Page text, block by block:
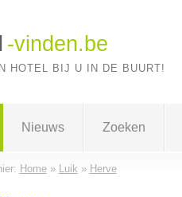
-vinden.be
HOTEL BIJ U IN DE BUURT!
Nieuws Zoeken
Home» Luik » Herve